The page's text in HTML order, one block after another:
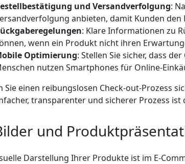
und Versandverfolgung:
anbieten, damit Kunden
: Klare Informationen zu
wenn ein Produkt nicht ihren
Optimierung: Stellen Sie sicher, dass
nutzen Smartphones für Online-
Sie einen reibungslosen Check-out-Prozess
transparenter und sicherer Prozess
und
Darstellung Ihrer Produkte ist im E-